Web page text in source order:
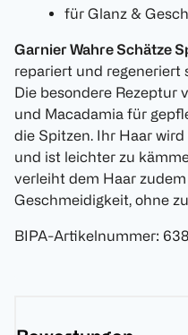
für Glanz &
Garnier Wahre Schätze
repariert und regeneriert
Die besondere Rezeptur
und Macadamia für
die Spitzen. Ihr Haar
und ist leichter zu
verleiht dem Haar
Geschmeidigkeit, ohne
BIPA-Artikelnummer: